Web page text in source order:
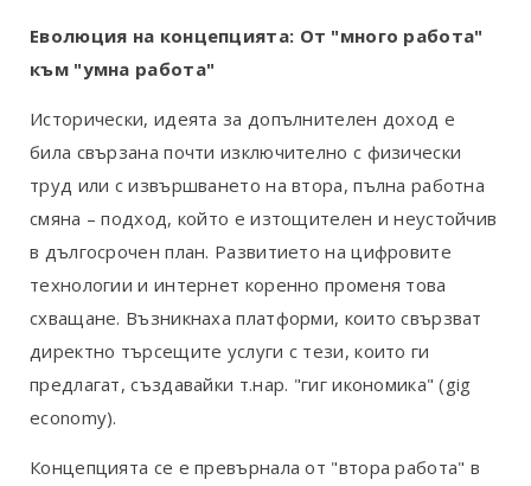
Еволюция на концепцията: От "много работа"
към "умна работа"
Исторически, идеята за допълнителен доход е
била свързана почти изключително с физически
труд или с извършването на втора, пълна работна
смяна – подход, който е изтощителен и неустойчив
в дългосрочен план. Развитието на цифровите
технологии и интернет коренно променя това
схващане. Възникнаха платформи, които свързват
директно търсещите услуги с тези, които ги
предлагат, създавайки т.нар. "гиг икономика" (gig
economy).
Концепцията се е превърнала от "втора работа" в